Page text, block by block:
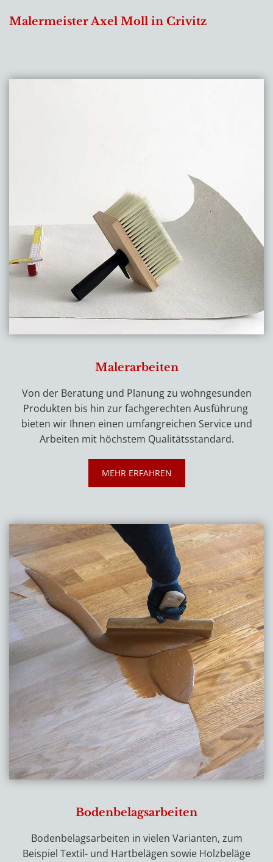
Malermeister Axel Moll in Crivitz
Malerarbeiten
Von der Beratung und Planung zu wohngesunden
Produkten bis hin zur fachgerechten Ausführung
bieten wir Ihnen einen umfangreichen Service und
Arbeiten mit höchstem Qualitätsstandard.
MEHR ERFAHREN
Bodenbelagsarbeiten
Bodenbelagsarbeiten in vielen Varianten, zum
Beispiel Textil- und Hartbelägen sowie Holzbeläge